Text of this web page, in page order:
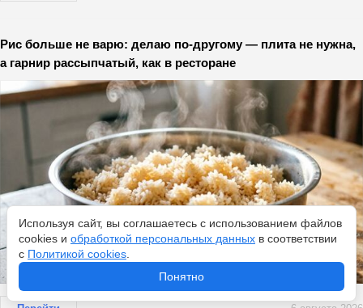
Рис больше не варю: делаю по-другому — плита не нужна,
а гарнир рассыпчатый, как в ресторане
Используя сайт, вы соглашаетесь с использованием файлов
cookies и обработкой персональных данных в соответствии
с Политикой cookies
Понятно